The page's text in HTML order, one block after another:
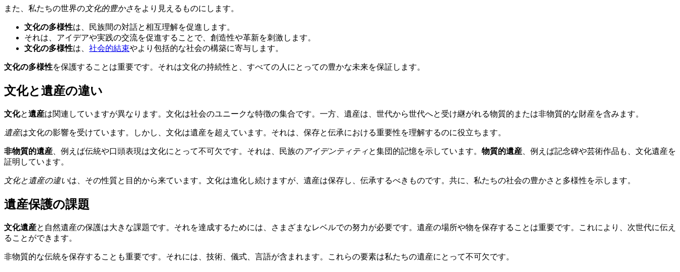
また、私たちの世界の文化的豊かさをより見えるものにします。
文化の多様性は、民族間の対話と相互理解を促進します。
それは、アイデアや実践の交流を促進することで、創造性や革新を刺激します。
文化の多様性は、 社会的結束やより包括的な社会の構築に寄与します。
文化の多様性を保護することは重要です。それは文化の持続性と、すべての人にとっての豊かな未来を保証します。
文化と遺産の違い
文化と遺産は関連していますが異なります。文化は社会のユニークな特徴の集合です。一方、遺産は、世代から世代へと受け継がれる物質的または非物質的な財産を含みます。
遺産は文化の影響を受けています。しかし、文化は遺産を超えています。それは、保存と伝承における重要性を理解するのに役立ちます。
非物質的遺産 、例えば伝統や口頭表現は文化にとって不可欠です。それは、民族の アイデンティティと集団的記憶を示しています。 物質的遺産 、例えば記念碑や芸術作品も、文化遺産を
証明しています。
文化と遺産の違いは、その性質と目的から来ています。文化は進化し続けますが、遺産は保存し、伝承するべきものです。共に、私たちの社会の豊かさと多様性を示します。
遺産保護の課題
文化遺産と自然遺産の保護は大きな課題です。それを達成するためには、さまざまなレベルでの努力が必要です。遺産の場所や物を保存することは重要です。これにより、次世代に伝え
ることができます。
非物質的な伝統を保存することも重要です。それには、技術、儀式、言語が含まれます。これらの要素は私たちの遺産にとって不可欠です。